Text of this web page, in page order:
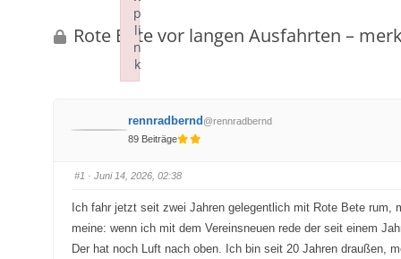
hier:Rote Bete vor langen Ausfahrten –
rennradbernd @rennradbernd
89 Beiträge
#1 · Juni 14, 2026, 02:38
Ich fahr jetzt seit zwei Jahren gelegentlich mit Rote Bete
meine: wenn ich mit dem Vereinsneuen rede der seit einem
Der hat noch Luft nach oben. Ich bin seit 20 Jahren draußen,
p
li
n
k
Failed to initialize plugin: wplink